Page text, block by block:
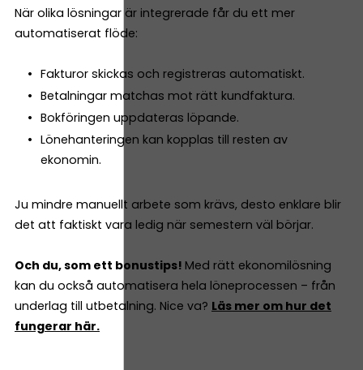
När olika lösningar är integrerade får du ett mer
automatiserat flöde:
Fakturor skickas och registreras automatiskt.
Betalningar matchas mot rätt kundfaktura.
Bokföringen uppdateras löpande.
Lönehanteringen kan kopplas till resten av
ekonomin.
Ju mindre manuellt arbete som krävs, desto enklare blir
det att faktiskt vara ledig när semestern väl börjar.
Och du, som ett bonustips! Med rätt ekonomilösning
kan du också automatisera hela löneprocessen – från
underlag till utbetalning. Nice va? Läs mer om hur det
fungerar här.